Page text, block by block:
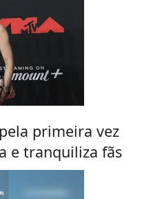
primeira vez
e tranquiliza fãs